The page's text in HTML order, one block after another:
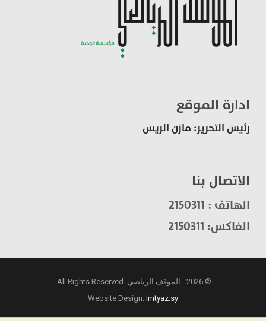
ادارة الموقع
رئيس التحرير: مازن الريس
الاتصال بنا
الهاتف : 2150311
الفاكس: 2150311
© 2026 - الموقف الرياضي. All Rights Reserved.
Website Design:Imtyaz.sy